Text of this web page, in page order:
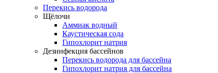
Перекись водорода
Щёлочи
Аммиак водный
Каустическая сода
Гипохлорит натрия
Дезинфекция бассейнов
Перекись водорода для бассейна
Гипохлорит натрия для бассейна